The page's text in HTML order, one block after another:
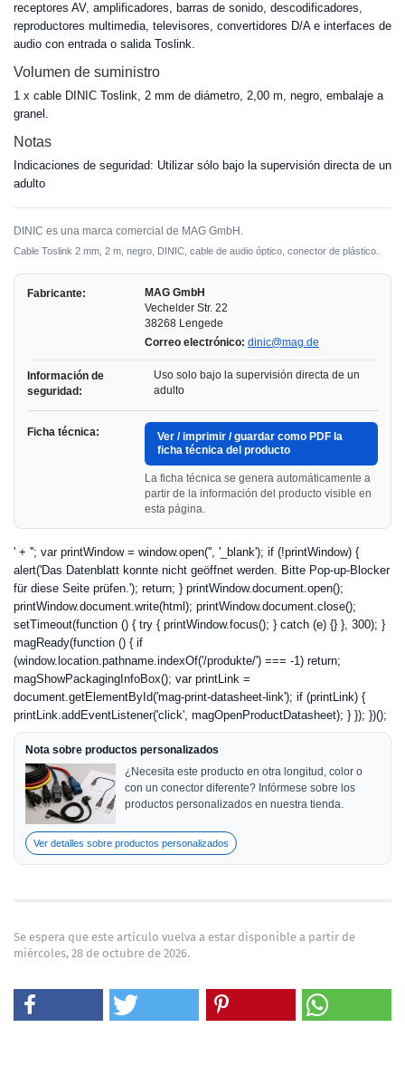
receptores AV, amplificadores, barras de sonido, descodificadores,
reproductores multimedia, televisores, convertidores D/A e interfaces de
audio con entrada o salida Toslink.
Volumen de suministro
1 x cable DINIC Toslink, 2 mm de diámetro, 2,00 m, negro, embalaje a
granel.
Notas
Indicaciones de seguridad: Utilizar sólo bajo la supervisión directa de un
adulto
DINIC es una marca comercial de MAG GmbH.
Cable Toslink 2 mm, 2 m, negro, DINIC, cable de audio óptico, conector de plástico.
Fabricante:
MAG GmbH
Vechelder Str. 22
38268 Lengede
Correo electrónico: dinic@mag.de
Información de
seguridad:
Uso solo bajo la supervisión directa de un
adulto
Ficha técnica:
Ver / imprimir / guardar como PDF la
ficha técnica del producto
La ficha técnica se genera automáticamente a
partir de la información del producto visible en
esta página.
' + ''; var printWindow = window.open('', '_blank'); if (!printWindow) {
alert('Das Datenblatt konnte nicht geöffnet werden. Bitte Pop-up-Blocker
für diese Seite prüfen.'); return; } printWindow.document.open();
printWindow.document.write(html); printWindow.document.close();
setTimeout(function () { try { printWindow.focus(); } catch (e) {} }, 300); }
magReady(function () { if
(window.location.pathname.indexOf('/produkte/') === -1) return;
magShowPackagingInfoBox(); var printLink =
document.getElementById('mag-print-datasheet-link'); if (printLink) {
printLink.addEventListener('click', magOpenProductDatasheet); } }); })();
Nota sobre productos personalizados
¿Necesita este producto en otra longitud, color o
con un conector diferente? Infórmese sobre los
productos personalizados en nuestra tienda.
Ver detalles sobre productos personalizados
Se espera que este artículo vuelva a estar disponible a partir de
miércoles, 28 de octubre de 2026.